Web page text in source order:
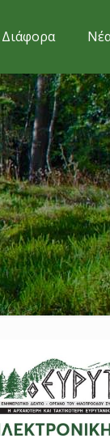
Διάφορα